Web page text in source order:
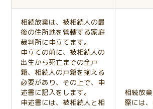
相続放棄は、被相続人の最
後の住所地を管轄する家庭
裁判所に申立てます。
申立ての前に、被相続人の
出生から死亡までの全戸
籍、相続人の戸籍を揃える
必要があり、その上で、申
述書に記入をします。
申述書には、被相続人と相
相続放
際には